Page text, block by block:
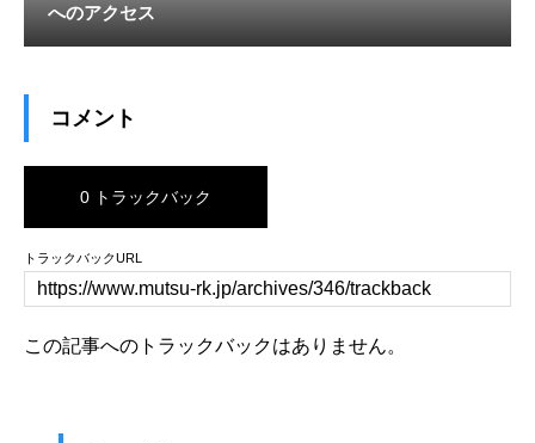
へのアクセス
コメント
0 トラックバック
トラックバックURL
この記事へのトラックバックはありません。